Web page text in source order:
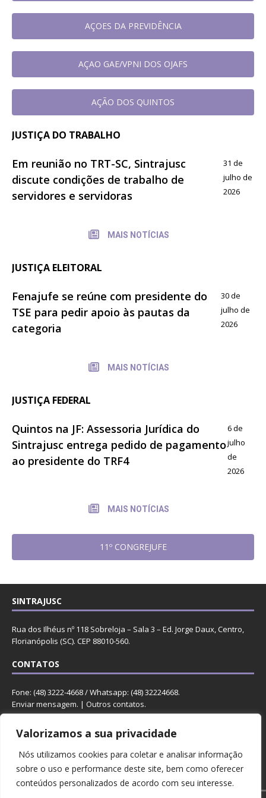
Valorizamos a sua privacidade
Nós utilizamos cookies para coletar e analisar informação
sobre o uso e performance deste site, bem como oferecer
conteúdos personalizados de acordo com seu interesse.
AÇOES DA PREVIDÊNCIA
AÇAO GAE/VPNI DOS OJAFS
AÇÃO DOS QUINTOS
JUSTIÇA DO TRABALHO
Em reunião no TRT-SC, Sintrajusc
discute condições de trabalho de
servidores e servidoras
31 de
julho de
2026
MAIS NOTÍCIAS
JUSTIÇA ELEITORAL
Fenajufe se reúne com presidente do
TSE para pedir apoio às pautas da
categoria
30 de
julho de
2026
MAIS NOTÍCIAS
JUSTIÇA FEDERAL
Quintos na JF: Assessoria Jurídica do
Sintrajusc entrega pedido de pagamento
ao presidente do TRF4
6 de
julho
de
2026
MAIS NOTÍCIAS
11º CONGREJUFE
SINTRAJUSC
Rua dos Ilhéus nº 118 Sobreloja – Sala 3 – Ed. Jorge Daux, Centro,
Florianópolis (SC). CEP 88010-560.
CONTATOS
Fone: (48) 3222-4668 / Whatsapp: (48) 32224668.
Enviar mensagem. | Outros contatos.
REDES